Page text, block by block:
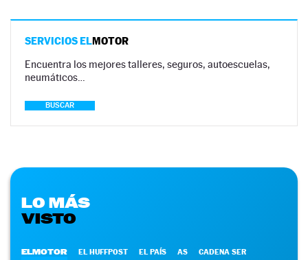
SERVICIOS ELMOTOR
Encuentra los mejores talleres, seguros, autoescuelas,
neumáticos…
BUSCAR
LO MÁS
VISTO
ELMOTOR EL HUFFPOST EL PAÍS AS CADENA SER